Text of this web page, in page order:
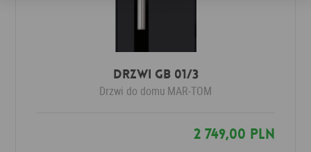
Drzwi GB 01/3
Drzwi do domu MAR-TOM
2 749,00 PLN